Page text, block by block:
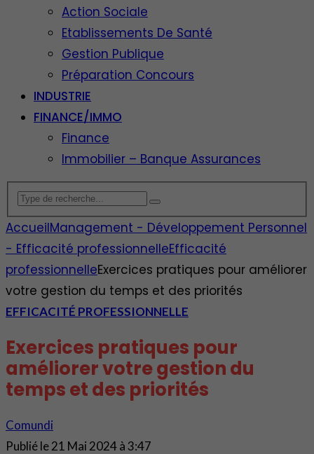
Action Sociale
Etablissements De Santé
Gestion Publique
Préparation Concours
INDUSTRIE
FINANCE/IMMO
Finance
Immobilier – Banque Assurances
AccueilManagement - Développement Personnel
- Efficacité professionnelleEfficacité
professionnelleExercices pratiques pour améliorer
votre gestion du temps et des priorités
EFFICACITÉ PROFESSIONNELLE
Exercices pratiques pour
améliorer votre gestion du
temps et des priorités
Comundi
Publié le21 Mai 2024 à 3:47